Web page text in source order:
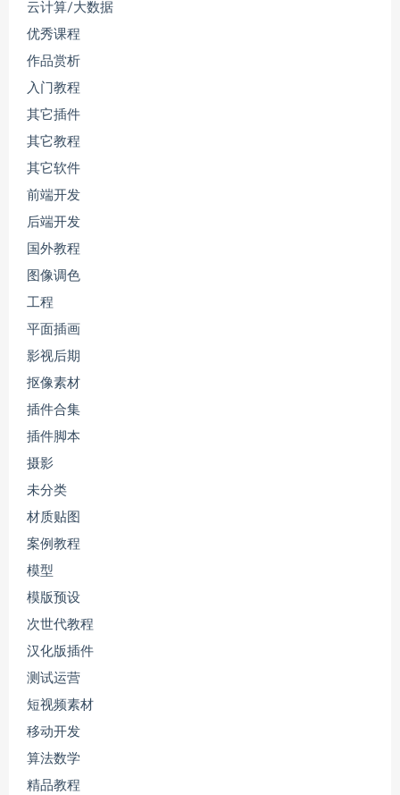
云计算/大数据
优秀课程
作品赏析
入门教程
其它插件
其它教程
其它软件
前端开发
后端开发
国外教程
图像调色
工程
平面插画
影视后期
抠像素材
插件合集
插件脚本
摄影
未分类
材质贴图
案例教程
模型
模版预设
次世代教程
汉化版插件
测试运营
短视频素材
移动开发
算法数学
精品教程